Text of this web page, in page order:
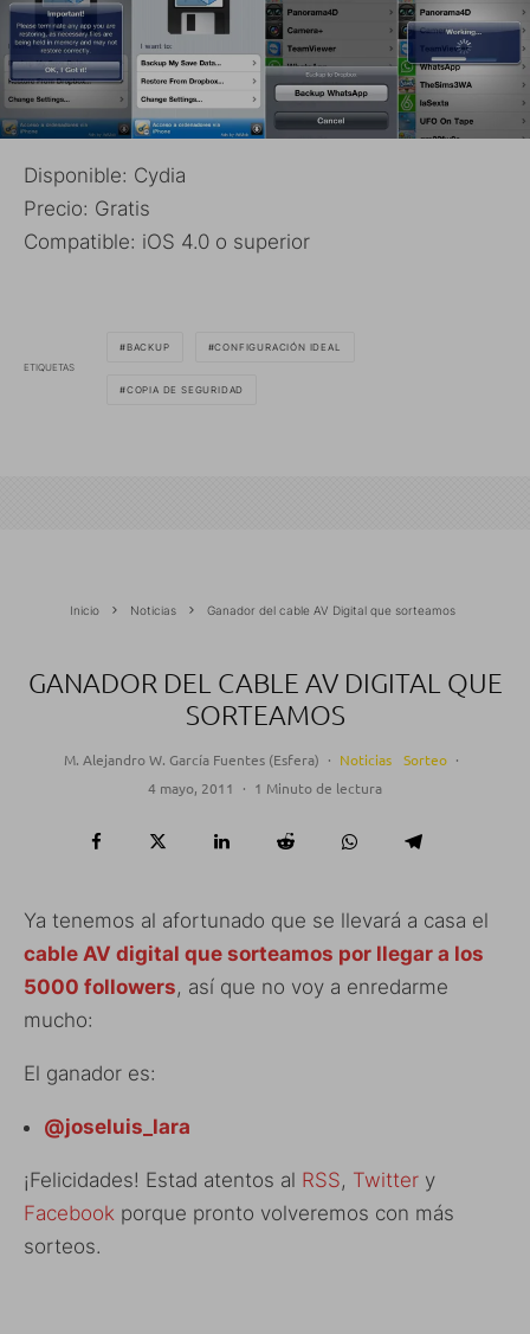
Disponible: Cydia
Precio: Gratis
Compatible: iOS 4.0 o superior
ETIQUETAS
BACKUP CONFIGURACIÓN IDEAL
COPIA DE SEGURIDAD
Inicio Noticias Ganador del cable AV Digital que sorteamos
GANADOR DEL CABLE AV DIGITAL QUE
SORTEAMOS
M. Alejandro W. García Fuentes (Esfera) · Noticias Sorteo ·
4 mayo, 2011
· 1 Minuto de lectura
Ya tenemos al afortunado que se llevará a casa el
cable AV digital que sorteamos por llegar a los
5000 followers, así que no voy a enredarme
mucho:
El ganador es:
@joseluis_lara
¡Felicidades! Estad atentos al RSS, Twitter y
Facebook porque pronto volveremos con más
sorteos.